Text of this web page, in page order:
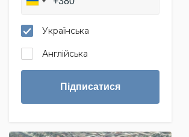
Українська
Англійська
Підписатися